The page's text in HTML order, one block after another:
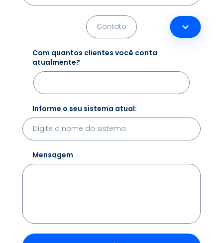
Com quantos clientes você conta
atualmente?
Informe o seu sistema atual:
Mensagem